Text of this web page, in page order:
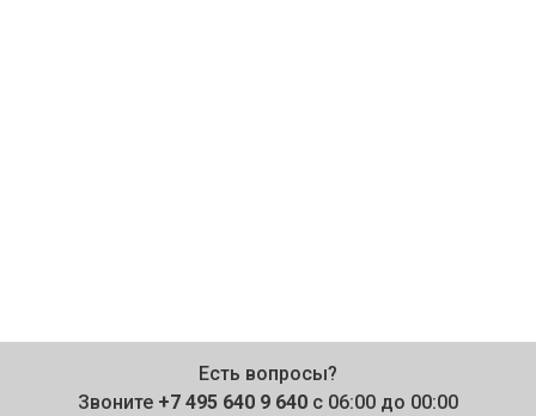
Есть вопросы?
Звоните +7 495 640 9 640 с 06:00 до 00:00